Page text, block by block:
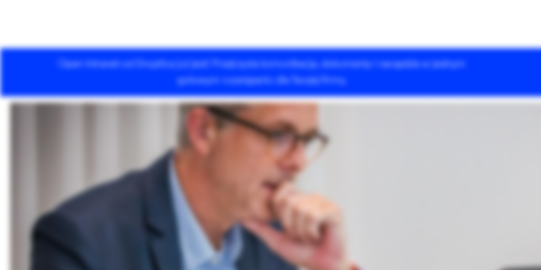
Open Intranet od Droptica już jest! Przejrzysta komunikacja, dokumenty i narzędzia w jednym
gotowym rozwiązaniu dla Twojej firmy.
Usługi Drupala Rozwiązania Drupala